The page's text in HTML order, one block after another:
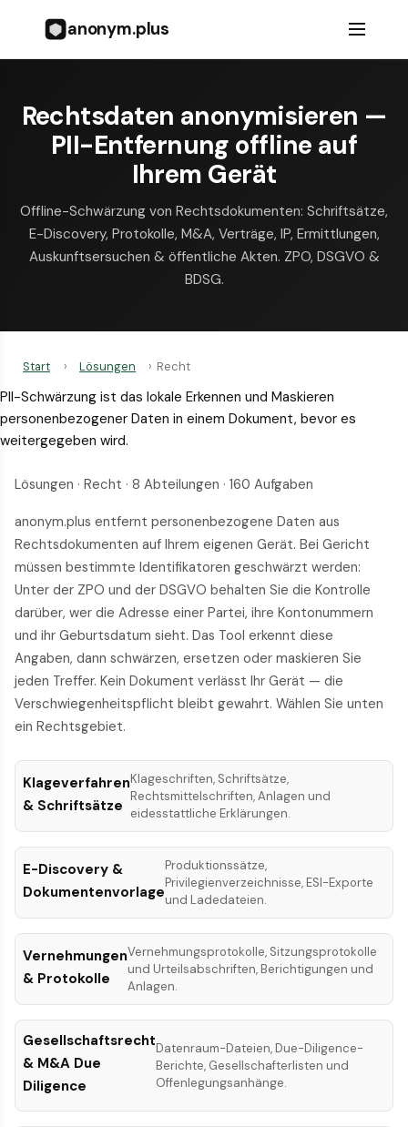
anonym.plus
Rechtsdaten anonymisieren —
PII-Entfernung offline auf
Ihrem Gerät
Offline-Schwärzung von Rechtsdokumenten: Schriftsätze,
E-Discovery, Protokolle, M&A, Verträge, IP, Ermittlungen,
Auskunftsersuchen & öffentliche Akten. ZPO, DSGVO &
BDSG.
Start › Lösungen › Recht
PII-Schwärzung ist das lokale Erkennen und Maskieren
personenbezogener Daten in einem Dokument, bevor es
weitergegeben wird.
Lösungen · Recht · 8 Abteilungen · 160 Aufgaben
anonym.plus entfernt personenbezogene Daten aus
Rechtsdokumenten auf Ihrem eigenen Gerät. Bei Gericht
müssen bestimmte Identifikatoren geschwärzt werden:
Unter der ZPO und der DSGVO behalten Sie die Kontrolle
darüber, wer die Adresse einer Partei, ihre Kontonummern
und ihr Geburtsdatum sieht. Das Tool erkennt diese
Angaben, dann schwärzen, ersetzen oder maskieren Sie
jeden Treffer. Kein Dokument verlässt Ihr Gerät — die
Verschwiegenheitspflicht bleibt gewahrt. Wählen Sie unten
ein Rechtsgebiet.
Klageverfahren
& Schriftsätze
Klageschriften, Schriftsätze,
Rechtsmittelschriften, Anlagen und
eidesstattliche Erklärungen.
E-Discovery &
Dokumentenvorlage
Produktionssätze,
Privilegienverzeichnisse, ESI-Exporte
und Ladedateien.
Vernehmungen
& Protokolle
Vernehmungsprotokolle, Sitzungsprotokolle
und Urteilsabschriften, Berichtigungen und
Anlagen.
Gesellschaftsrecht
& M&A Due
Diligence
Datenraum-Dateien, Due-Diligence-
Berichte, Gesellschafterlisten und
Offenlegungsanhänge.